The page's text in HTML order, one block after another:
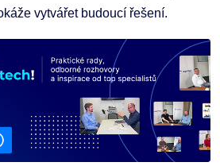
vytvářet budoucí řešení.